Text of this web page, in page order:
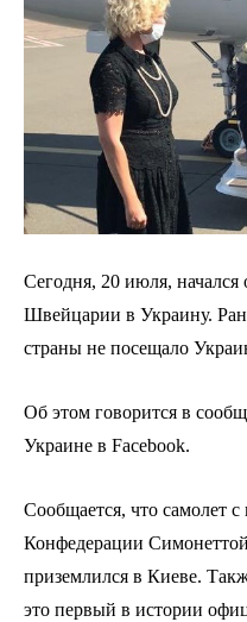
Сегодня, 20 июля,
Швейцарии в Украину.
страны не посещало
Об этом говорится в
Украине в Facebook.
Сообщается, что самолет
Конфедерации
приземлился в Киеве.
это первый в истории